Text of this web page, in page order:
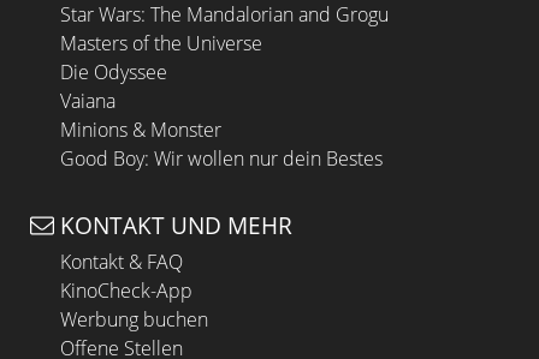
Star Wars: The Mandalorian and Grogu
Masters of the Universe
Die Odyssee
Vaiana
Minions & Monster
Good Boy: Wir wollen nur dein Bestes
KONTAKT UND MEHR
Kontakt & FAQ
KinoCheck-App
Werbung buchen
Offene Stellen